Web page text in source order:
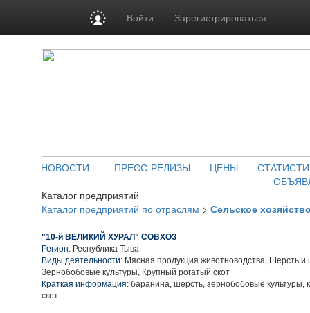
Войти Зарегистрироваться
НОВОСТИ ПРЕСС-РЕЛИЗЫ ЦЕНЫ
Каталог предприятий
Каталог предприятий по отраслям > Сельское
"10-й ВЕЛИКИЙ ХУРАЛ" СОВХОЗ
Регион: Республика Тыва
Виды деятельности: Мясная продукция животноводства, Шерсть и
Зернобобовые культуры, Крупный рогатый скот
Краткая информация: баранина, шерсть, зернобобовые культуры,
скот